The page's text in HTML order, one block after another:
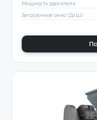
Мощность двигателя
Загрузочное окно (ДхШ)